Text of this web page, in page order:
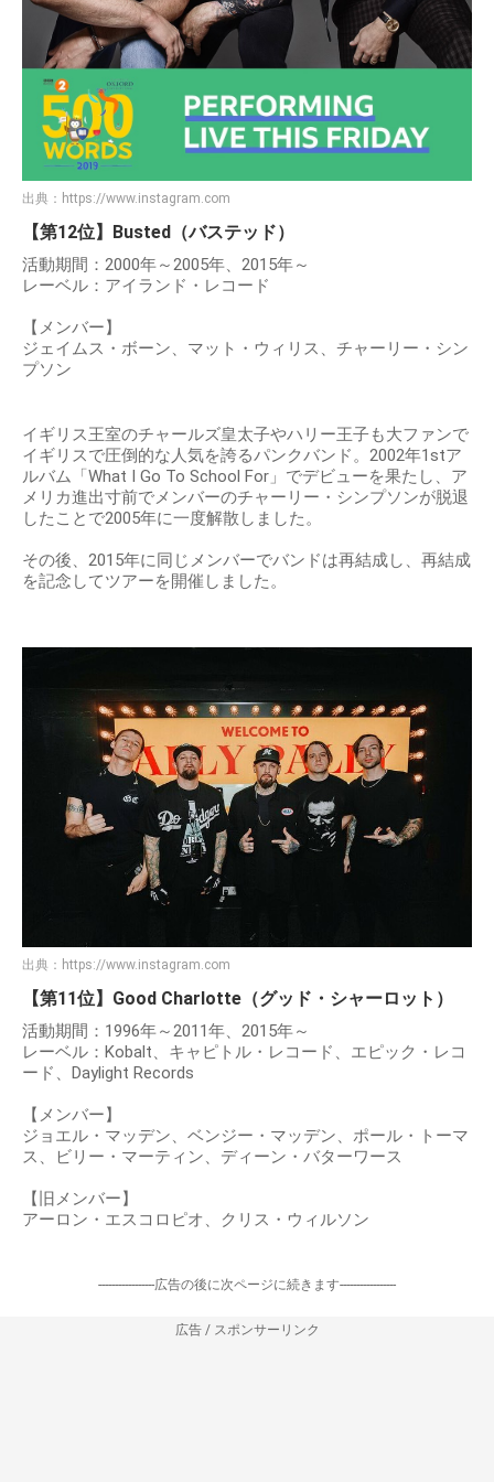
出典： https://www.instagram.com
【第12位】Busted（バステッド）
活動期間：2000年～2005年、2015年～
レーベル：アイランド・レコード
【メンバー】
ジェイムス・ボーン、マット・ウィリス、チャーリー・シン
プソン
イギリス王室のチャールズ皇太子やハリー王子も大ファンで
イギリスで圧倒的な人気を誇るパンクバンド。2002年1stア
ルバム「What I Go To School For」でデビューを果たし、ア
メリカ進出寸前でメンバーのチャーリー・シンプソンが脱退
したことで2005年に一度解散しました。
その後、2015年に同じメンバーでバンドは再結成し、再結成
を記念してツアーを開催しました。
出典： https://www.instagram.com
【第11位】Good Charlotte（グッド・シャーロット）
活動期間：1996年～2011年、2015年～
レーベル：Kobalt、キャピトル・レコード、エピック・レコ
ード、Daylight Records
【メンバー】
ジョエル・マッデン、ベンジー・マッデン、ポール・トーマ
ス、ビリー・マーティン、ディーン・バターワース
【旧メンバー】
アーロン・エスコロピオ、クリス・ウィルソン
-----------------広告の後に次ページに続きます-----------------
広告 / スポンサーリンク